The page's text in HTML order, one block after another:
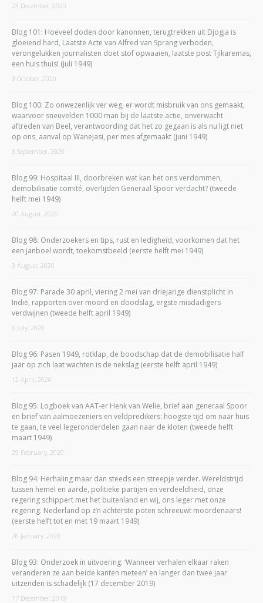
23 December, 2020
Blog 101: Hoeveel doden door kanonnen, terugtrekken uit Djogja is
gloeiend hard, Laatste Acte van Alfred van Sprang verboden,
verongelukken journalisten doet stof opwaaien, laatste post Tjikaremas,
een huis thuis! (juli 1949)
3 October, 2020
Blog 100: Zo onwezenlijk ver weg, er wordt misbruik van ons gemaakt,
waarvoor sneuvelden 1000 man bij de laatste actie, onverwacht
aftreden van Beel, verantwoording dat het zo gegaan is als nu ligt niet
op ons, aanval op Wanejasi, per mes afgemaakt (juni 1949)
3 September, 2020
Blog 99: Hospitaal III, doorbreken wat kan het ons verdommen,
demobilisatie comité, overlijden Generaal Spoor verdacht? (tweede
helft mei 1949)
20 August, 2020
Blog 98: Onderzoekers en tips, rust en ledigheid, voorkomen dat het
een janboel wordt, toekomstbeeld (eerste helft mei 1949)
3 August, 2020
Blog 97: Parade 30 april, viering 2 mei van driejarige dienstplicht in
Indië, rapporten over moord en doodslag, ergste misdadigers
verdwijnen (tweede helft april 1949)
6 July, 2020
Blog 96: Pasen 1949, rotklap, de boodschap dat de demobilisatie half
jaar op zich laat wachten is de nekslag (eerste helft april 1949)
12 April, 2020
Blog 95: Logboek van AAT-er Henk van Welie, brief aan generaal Spoor
en brief van aalmoezeniers en veldpredikers: hoogste tijd om naar huis
te gaan, te veel legeronderdelen gaan naar de kloten (tweede helft
maart 1949)
29 February, 2020
Blog 94: Herhaling maar dan steeds een streepje verder. Wereldstrijd
tussen hemel en aarde, politieke partijen en verdeeldheid, onze
regering schippert met het buitenland en wij, ons leger met onze
regering. Nederland op z’n achterste poten schreeuwt moordenaars!
(eerste helft tot en met 19 maart 1949)
26 January, 2020
Blog 93: Onderzoek in uitvoering: ‘Wanneer verhalen elkaar raken
veranderen ze aan beide kanten meteen’ en langer dan twee jaar
uitzenden is schadelijk (17 december 2019)
17 December, 2019